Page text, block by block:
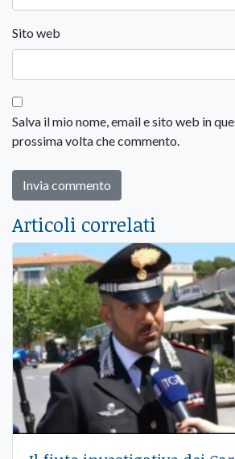
Sito web
Salva il mio nome, email e sito web in
prossima volta che commento.
Articoli correlati